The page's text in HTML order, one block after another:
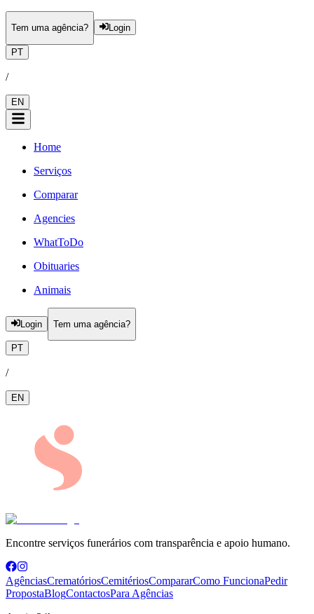
Tem uma agência? Login
PT
/
EN
Home
Serviços
Comparar
Agencies
WhatToDo
Obituaries
Animais
Login Tem uma agência?
PT
/
EN
Encontre serviços funerários com transparência e apoio humano.
AgênciasCrematóriosCemitériosCompararComo FuncionaPedir
PropostaBlogContactosPara Agências